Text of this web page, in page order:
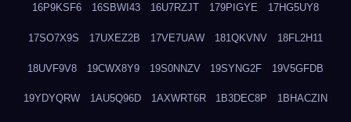
16P9KSF6 16SBWI43 16U7RZJT 179PIGYE 17HG5UY8
17SO7X9S 17UXEZ2B 17VE7UAW 181QKVNV 18FL2H11
18UVF9V8 19CWX8Y9 19S0NNZV 19SYNG2F 19V5GFDB
19YDYQRW 1AU5Q96D 1AXWRT6R 1B3DEC8P 1BHACZIN